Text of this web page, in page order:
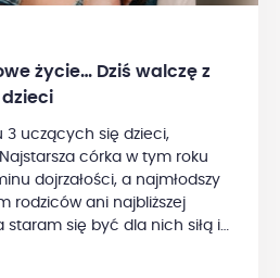
życie… Dziś walczę z
3 uczących się dzieci,
córka w tym roku
dojrzałości, a najmłodszy
rodziców ani najbliższej
staram się być dla nich siłą i